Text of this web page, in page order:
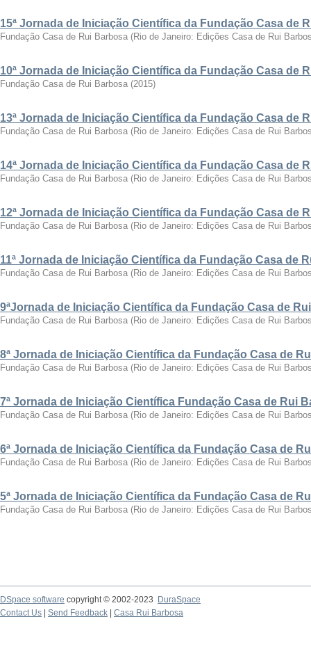
15ª Jornada de Iniciação Científica da Fundação Casa de
Fundação Casa de Rui Barbosa (Rio de Janeiro: Edições Casa de Rui
10ª Jornada de Iniciação Científica da Fundação Casa de
Fundação Casa de Rui Barbosa (2015)
13ª Jornada de Iniciação Científica da Fundação Casa de
Fundação Casa de Rui Barbosa (Rio de Janeiro: Edições Casa de Rui
14ª Jornada de Iniciação Científica da Fundação Casa de
Fundação Casa de Rui Barbosa (Rio de Janeiro: Edições Casa de Rui
12ª Jornada de Iniciação Científica da Fundação Casa de
Fundação Casa de Rui Barbosa (Rio de Janeiro: Edições Casa de Rui
11ª Jornada de Iniciação Científica da Fundação Casa de
Fundação Casa de Rui Barbosa (Rio de Janeiro: Edições Casa de Rui
9ªJornada de Iniciação Científica da Fundação Casa de
Fundação Casa de Rui Barbosa (Rio de Janeiro: Edições Casa de Rui
8ª Jornada de Iniciação Científica da Fundação Casa de
Fundação Casa de Rui Barbosa (Rio de Janeiro: Edições Casa de Rui
7ª Jornada de Iniciação Científica Fundação Casa de Rui
Fundação Casa de Rui Barbosa (Rio de Janeiro: Edições Casa de Rui
6ª Jornada de Iniciação Científica da Fundação Casa de
Fundação Casa de Rui Barbosa (Rio de Janeiro: Edições Casa de Rui
5ª Jornada de Iniciação Científica da Fundação Casa de
Fundação Casa de Rui Barbosa (Rio de Janeiro: Edições Casa de Rui
DSpace software copyright © 2002-2023
DuraSpace
Contact Us
Send Feedback Casa Rui Barbosa